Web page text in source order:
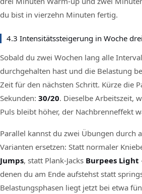
du bist in vierzehn Minuten fertig.
4.3 Intensitätssteigerung in Woche
Sobald du zwei Wochen lang alle
durchgehalten hast und die Belastung
Zeit für den nächsten Schritt. Kürze die
Sekunden: 30/20. Dieselbe Arbeitszeit,
Puls bleibt höher, der Nachbrenneffekt
Parallel kannst du zwei Übungen durch
Varianten ersetzen: Statt normaler
Jumps, statt Plank-Jacks Burpees Light
denen du am Ende aufstehst statt
Belastungsphasen liegt jetzt bei etwa